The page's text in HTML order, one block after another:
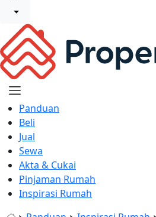
Panduan
Beli
Jual
Sewa
Akta & Cukai
Pinjaman Rumah
Inspirasi Rumah